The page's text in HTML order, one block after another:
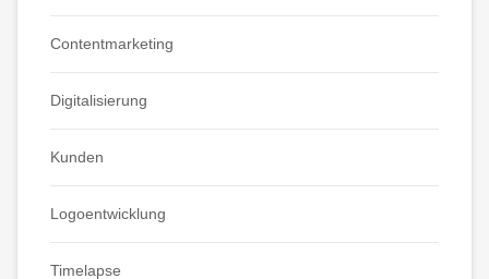
Contentmarketing
Digitalisierung
Kunden
Logoentwicklung
Timelapse